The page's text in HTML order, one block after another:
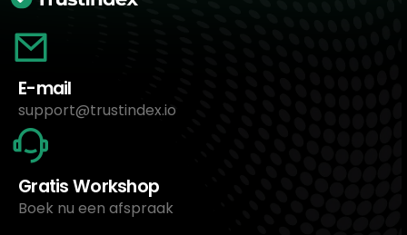
E-mail
support@trustindex.io
Gratis Workshop
Boek nu een afspraak